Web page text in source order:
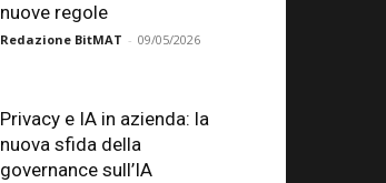
nuove regole
Redazione BitMAT - 09/05/2026
Privacy e IA in azienda: la
nuova sfida della
governance sull’IA